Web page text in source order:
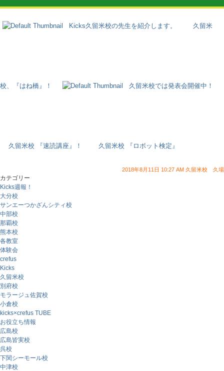
Kicks久留米校の先生を紹介します。 久留米
校、『はね橋』！ 久留米校では発表会開催中！
久留米校 『速読講座』！ 久留米校 『ロボット検定』
2018年8月11日 10:27 AM 久留米校 久場
カテゴリー
Kicks週報！
大分校
サンエーつかざんシティ校
中部校
那覇校
熊本校
各教室
体験会
crefus
Kicks
久留米校
別府校
モラージュ佐賀校
小倉校
kicks×crefus TUBE
お役立ち情報
広島校
広島皆実校
呉校
下関シーモール校
中津校